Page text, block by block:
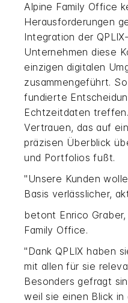
Alpine Family Office
Herausforderungen
Integration der
Unternehmen diese
einzigen digitalen
zusammengeführt.
fundierte
Echtzeitdaten
Vertrauen, das auf
präzisen Überblick
und Portfolios fußt.
"Unsere Kunden
Basis verlässlicher,
betont Enrico
Family Office.
"Dank QPLIX haben
mit allen für sie
Besonders gefragt
weil sie einen Blick in